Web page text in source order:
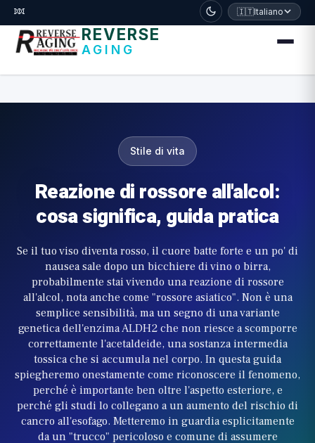
דלג לתוכן הראשי
🧬 🇮🇹Italiano
REVERSE
AGING
Stile di vita
Reazione di rossore all'alcol:
cosa significa, guida pratica
Se il tuo viso diventa rosso, il cuore batte forte e un po' di
nausea sale dopo un bicchiere di vino o birra,
probabilmente stai vivendo una reazione di rossore
all'alcol, nota anche come "rossore asiatico". Non è una
semplice sensibilità, ma un segno di una variante
genetica dell'enzima ALDH2 che non riesce a scomporre
correttamente l'acetaldeide, una sostanza intermedia
tossica che si accumula nel corpo. In questa guida
spiegheremo onestamente come riconoscere il fenomeno,
perché è importante ben oltre l'aspetto esteriore, e
perché gli studi lo collegano a un aumento del rischio di
cancro all'esofago. Metteremo in guardia esplicitamente
da un "trucco" pericoloso e comune di assumere